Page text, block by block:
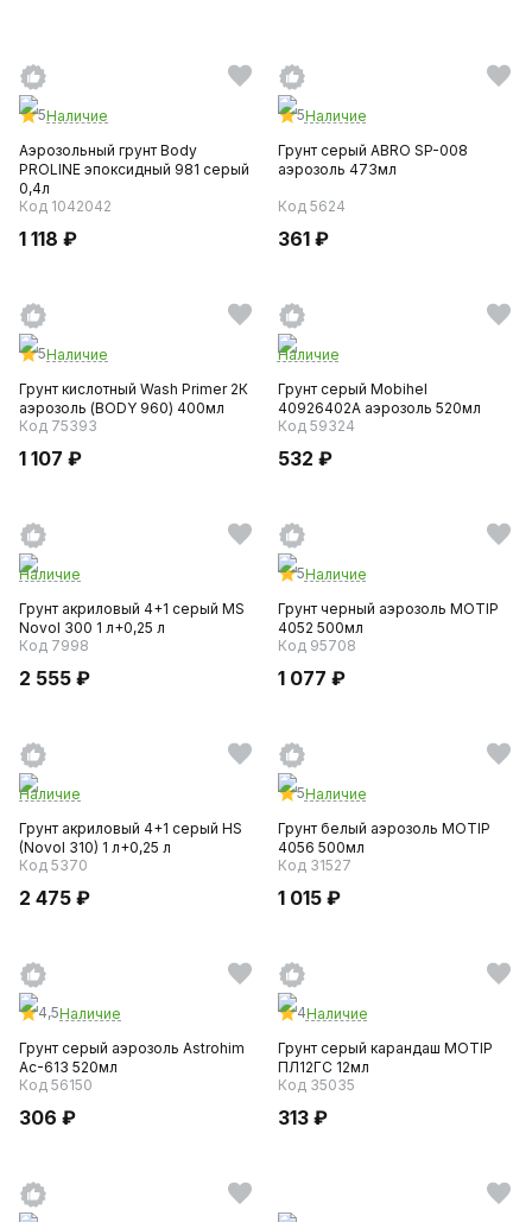
5Наличие
Аэрозольный грунт Body
PROLINE эпоксидный 981 серый
0,4л
Код 1042042
1 118 ₽
5Наличие
Грунт серый ABRO SP-008
аэрозоль 473мл
Код 5624
361 ₽
5Наличие
Грунт кислотный Wash Primer 2К
аэрозоль (BODY 960) 400мл
Код 75393
1 107 ₽
Наличие
Грунт серый Mobihel
40926402А аэрозоль 520мл
Код 59324
532 ₽
Наличие
Грунт акриловый 4+1 серый MS
Novol 300 1 л+0,25 л
Код 7998
2 555 ₽
5Наличие
Грунт черный аэрозоль MOTIP
4052 500мл
Код 95708
1 077 ₽
Наличие
Грунт акриловый 4+1 серый HS
(Novol 310) 1 л+0,25 л
Код 5370
2 475 ₽
5Наличие
Грунт белый аэрозоль MOTIP
4056 500мл
Код 31527
1 015 ₽
4,5Наличие
Грунт серый аэрозоль Astrohim
Ас-613 520мл
Код 56150
306 ₽
4Наличие
Грунт серый карандаш MOTIP
ПЛ12ГС 12мл
Код 35035
313 ₽